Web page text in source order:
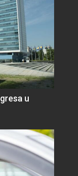
u